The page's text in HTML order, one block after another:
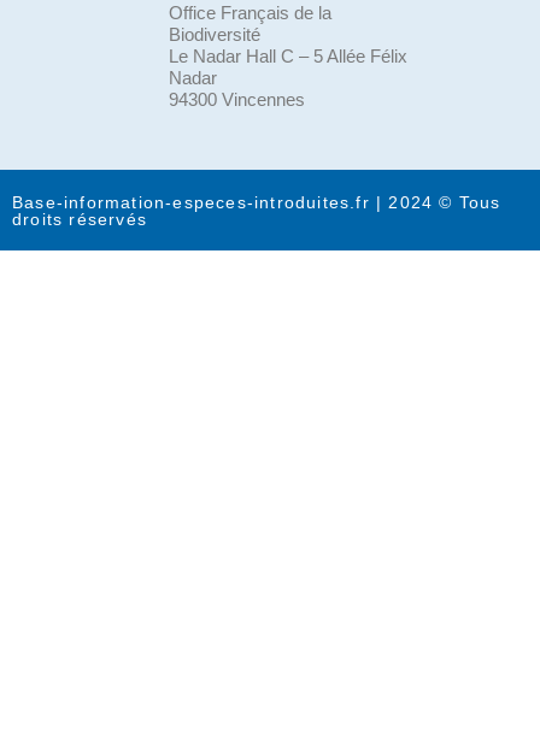
Office Français de la
Biodiversité
Le Nadar Hall C – 5 Allée Félix
Nadar
94300 Vincennes
Base-information-especes-introduites.fr | 2024 © Tous
droits réservés